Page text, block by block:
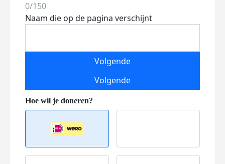
0/150
Naam die op de pagina verschijnt
Volgende
Volgende